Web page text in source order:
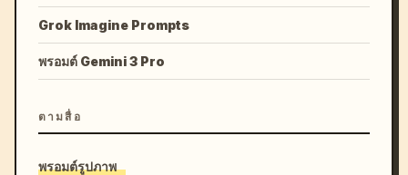
Grok Imagine Prompts
พรอมต์ Gemini 3 Pro
ตามสื่อ
พรอมต์รูปภาพ